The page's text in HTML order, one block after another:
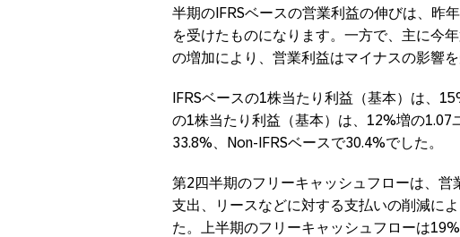
半期のIFRSベースの営業利益の伸びは、昨
を受けたものになります。一方で、主に今
の増加により、営業利益はマイナスの影響を
IFRSベースの1株当たり利益（基本）は、
の1株当たり利益（基本）は、12%増の1.07
33.8%、Non-IFRSベースで30.4%でした。
第2四半期のフリーキャッシュフローは、
支出、リースなどに対する支払いの削減に
た。上半期のフリーキャッシュフローは